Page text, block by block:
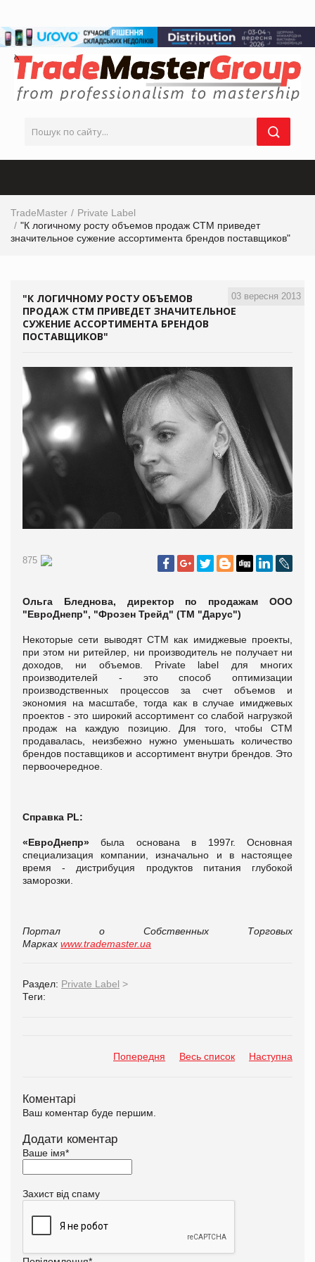
TradeMaster
Private Label
"К логичному росту объемов продаж СТМ приведет
значительное сужение ассортимента брендов поставщиков"
03 вересня 2013
"К ЛОГИЧНОМУ РОСТУ ОБЪЕМОВ
ПРОДАЖ СТМ ПРИВЕДЕТ ЗНАЧИТЕЛЬНОЕ
СУЖЕНИЕ АССОРТИМЕНТА БРЕНДОВ
ПОСТАВЩИКОВ"
875
Ольга Бледнова, директор по продажам ООО
"ЕвроДнепр", "Фрозен Трейд" (ТМ "Дарус")
Некоторые сети выводят СТМ как имиджевые проекты,
при этом ни ритейлер, ни производитель не получает ни
доходов, ни объемов. Private label для многих
производителей - это способ оптимизации
производственных процессов за счет объемов и
экономия на масштабе, тогда как в случае имиджевых
проектов - это широкий ассортимент со слабой нагрузкой
продаж на каждую позицию. Для того, чтобы СТМ
продавалась, неизбежно нужно уменьшать количество
брендов поставщиков и ассортимент внутри брендов. Это
первоочередное.
Справка PL:
«ЕвроДнепр» была основана в 1997г. Основная
специализация компании, изначально и в настоящее
время - дистрибуция продуктов питания глубокой
заморозки.
Портал о Собственных Торговых
Марках www.trademaster.ua
Раздел: Private Label >
Теги:
Попередня Весь список Наступна
Коментарі
Ваш коментар буде першим.
Додати коментар
Ваше імя*
Захист від спаму